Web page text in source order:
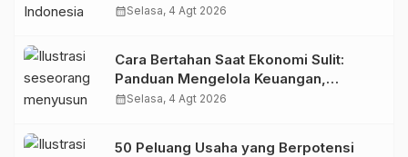
Bertahan dan Tumbuh di Era Digital
calendar_monthSelasa, 4 Agt 2026
Cara Bertahan Saat Ekonomi Sulit:
Panduan Mengelola Keuangan,
Investasi, dan Menambah Penghasilan
calendar_monthSelasa, 4 Agt 2026
50 Peluang Usaha yang Berpotensi